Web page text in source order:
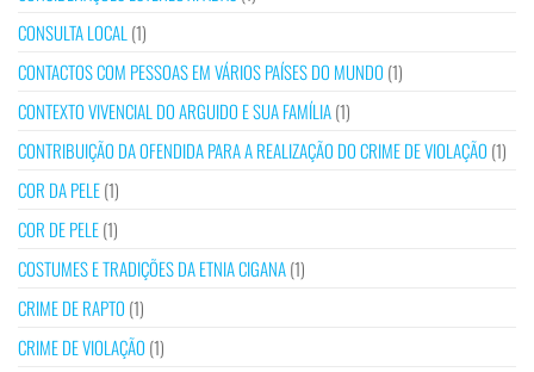
CONSULTA LOCAL (1)
CONTACTOS COM PESSOAS EM VÁRIOS PAÍSES DO MUNDO (1)
CONTEXTO VIVENCIAL DO ARGUIDO E SUA FAMÍLIA(1)
CONTRIBUIÇÃO DA OFENDIDA PARA A REALIZAÇÃO DO CRIME DE VIOLAÇÃO (1)
COR DA PELE(1)
COR DE PELE(1)
COSTUMES E TRADIÇÕES DA ETNIA CIGANA(1)
CRIME DE RAPTO (1)
CRIME DE VIOLAÇÃO (1)